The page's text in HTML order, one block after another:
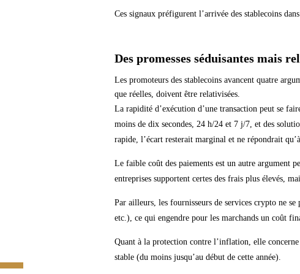
Ces signaux préfigurent l’arrivée des stablecoins
Des promesses séduisantes mais
Les promoteurs des stablecoins avancent quatre
que réelles, doivent être relativisées.
La rapidité d’exécution d’une transaction peut se
moins de dix secondes, 24 h/24 et 7 j/7, et des
rapide, l’écart resterait marginal et ne répondrait
Le faible coût des paiements est un autre argument
entreprises supportent certes des frais plus élevés,
Par ailleurs, les fournisseurs de services crypto ne
etc.), ce qui engendre pour les marchands un coût
Quant à la protection contre l’inflation, elle
stable (du moins jusqu’au début de cette année).